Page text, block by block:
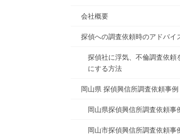
会社概要
探偵への調査依頼時のアドバイ
探偵社に浮気、不倫調査依頼
にする方法
岡山県 探偵興信所調査依頼事例
岡山県探偵興信所調査依頼事
岡山市探偵興信所調査依頼事